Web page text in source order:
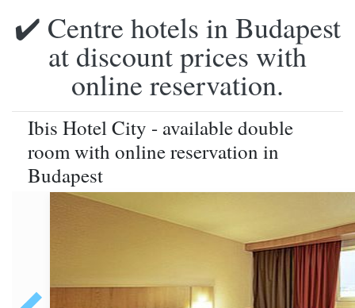
✔️ Centre hotels in Budapest
at discount prices with
online reservation.
Ibis Hotel City - available double
room with online reservation in
Budapest